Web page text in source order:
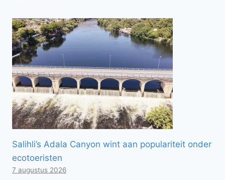
Salihli’s Adala Canyon wint aan populariteit onder
ecotoeristen
7 augustus 2026